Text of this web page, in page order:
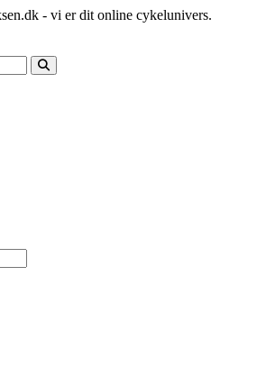
- vi er dit online cykelunivers.